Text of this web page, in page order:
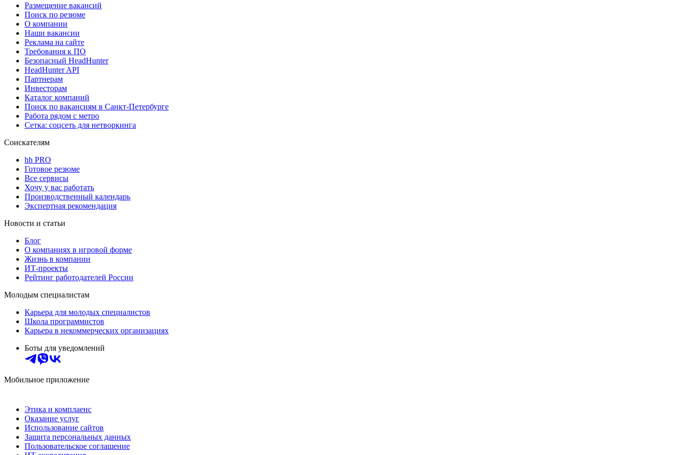
Размещение вакансий
Поиск по резюме
О компании
Наши вакансии
Реклама на сайте
Требования к ПО
Безопасный HeadHunter
HeadHunter API
Партнерам
Инвесторам
Каталог компаний
Поиск по вакансиям в Санкт-Петербурге
Работа рядом с метро
Сетка: соцсеть для нетворкинга
Соискателям
hh PRO
Готовое резюме
Все сервисы
Хочу у вас работать
Производственный календарь
Экспертная рекомендация
Новости и статьи
Блог
О компаниях в игровой форме
Жизнь в компании
ИТ-проекты
Рейтинг работодателей России
Молодым специалистам
Карьера для молодых специалистов
Школа программистов
Карьера в некоммерческих организациях
Боты для уведомлений
Мобильное приложение
Этика и комплаенс
Оказание услуг
Использование сайтов
Защита персональных данных
Пользовательское соглашение